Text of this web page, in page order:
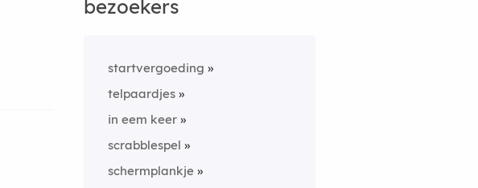
bezoekers
startvergoeding
telpaardjes
in eem keer
scrabblespel
schermplankje